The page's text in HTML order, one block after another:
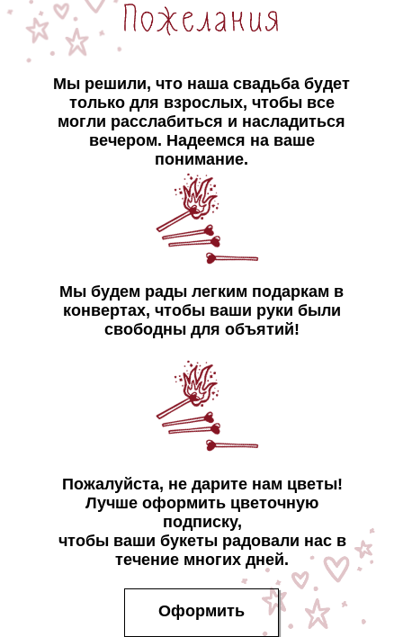
Мы будем рады легким подаркам в
конвертах, чтобы ваши руки были
свободны для объятий!
Мы решили, что наша свадьба будет
только для взрослых, чтобы все
могли расслабиться и насладиться
вечером. Надеемся на ваше
понимание.
Пожалуйста, не дарите нам цветы!
Лучше оформить цветочную
подписку,
чтобы ваши букеты радовали нас в
течение многих дней.
Оформить